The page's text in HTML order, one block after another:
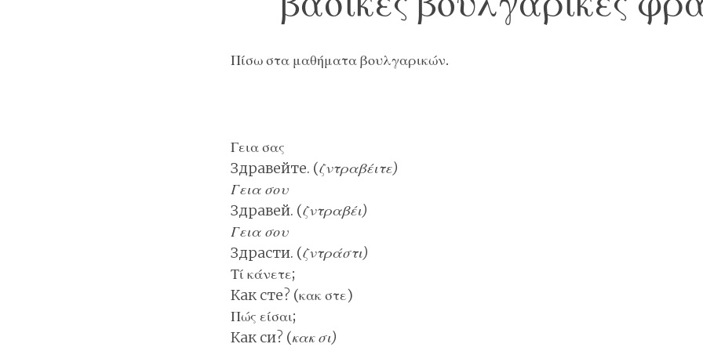
Πίσω στα μαθήματα βουλγαρικών.
Γεια σας
Здравейте. (ζντραβέιτε)
Γεια σου
Здравей. (ζντραβέι)
Γεια σου
Здрасти. (ζντράστι)
Τί κάνετε;
Как сте? (κακ στε)
Πώς είσαι;
Как си? (κακ σι)